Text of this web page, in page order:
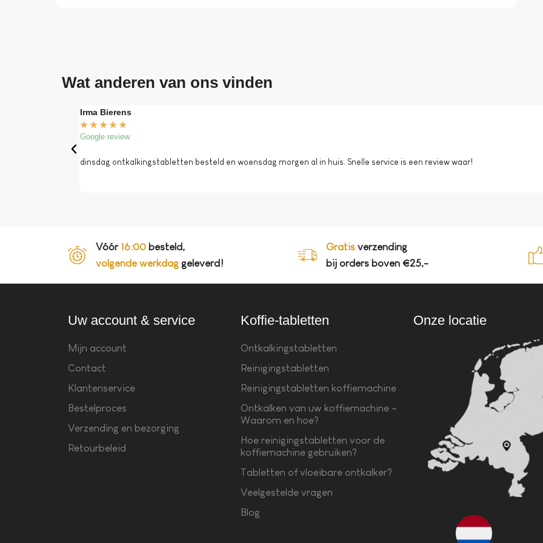
Wat anderen van ons vinden
Irma Bierens
★ ★ ★ ★ ★
Google review
dinsdag ontkalkingstabletten besteld en woensdag morgen al in huis. Snelle service is een review waar!
Vóór 16:00 besteld,
volgende werkdag geleverd!
Gratis verzending
bij orders boven €25,-
Uw account & service
Mijn account
Contact
Klantenservice
Bestelproces
Verzending en bezorging
Retourbeleid
Koffie-tabletten
Ontkalkingstabletten
Reinigingstabletten
Reinigingstabletten koffiemachine
Ontkalken van uw koffiemachine –
Waarom en hoe?
Hoe reinigingstabletten voor de
koffiemachine gebruiken?
Tabletten of vloeibare ontkalker?
Veelgestelde vragen
Blog
Onze locatie